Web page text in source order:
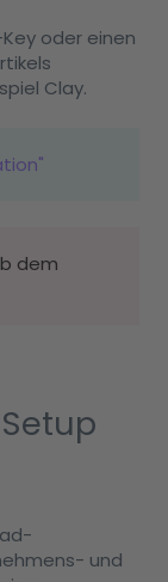
oder einen
Clay.
dem
und